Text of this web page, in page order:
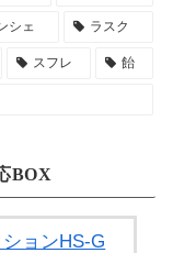
シェ ラスク
スフレ 飴
BOX
ョンHS-G